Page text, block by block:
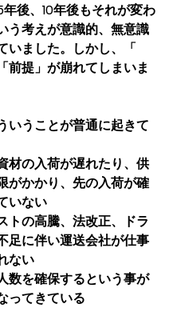
後、10年後もそれが変わ
う考えが意識的、無意識
いました。 しかし、「
前提」が崩れてしまいま
いうことが普通に起きて
材の入荷が遅れたり、供
がかかり、先の入荷が確
いない
トの高騰、法改正、ドラ
足に伴い運送会社が仕事
ない
数を確保するという事が
ってきている